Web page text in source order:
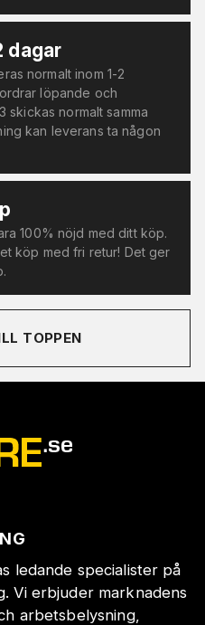
dagar
normalt inom 1-2
löpande och
skickas normalt samma
kan leverans ta någon
100% nöjd med ditt köp.
köp med fri retur! Det ger
TOPPEN
ledande specialister på
Vi erbjuder marknadens
arbetsbelysning,